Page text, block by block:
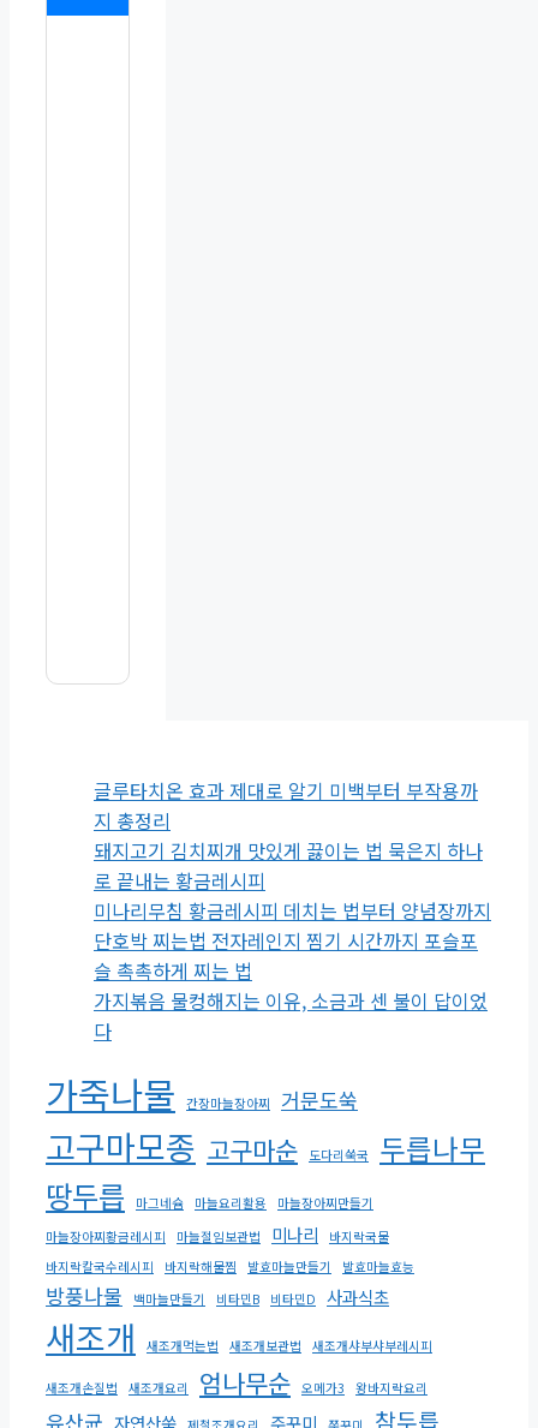
글루타치온 효과 제대로 알기 미백부터 부작용까
지 총정리
돼지고기 김치찌개 맛있게 끓이는 법 묵은지 하나
로 끝내는 황금레시피
미나리무침 황금레시피 데치는 법부터 양념장까지
단호박 찌는법 전자레인지 찜기 시간까지 포슬포
슬 촉촉하게 찌는 법
가지볶음 물컹해지는 이유, 소금과 센 불이 답이었
다
가죽나물 간장마늘장아찌 거문도쑥
고구마모종 고구마순 도다리쑥국 두릅나무
땅두릅 마그네슘 마늘요리활용
마늘장아찌만들기
마늘장아찌황금레시피
마늘절임보관법 미나리
바지락국물
바지락칼국수레시피
바지락해물찜 발효마늘만들기 발효마늘효능
방풍나물 백마늘만들기 비타민B 비타민D 사과식초
새조개 새조개먹는법 새조개보관법 새조개샤부샤부레시피
새조개손질법 새조개요리 엄나무순 오메가3 왕바지락요리
유산균 자연산쑥 주꾸미 참두릅